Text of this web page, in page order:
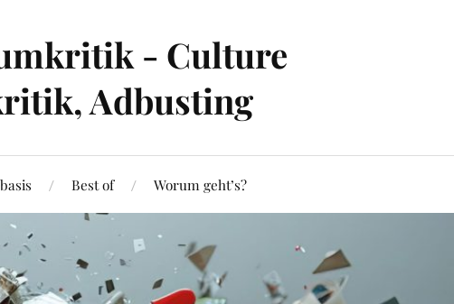
- Culture
Adbusting
Best of Worum geht’s?